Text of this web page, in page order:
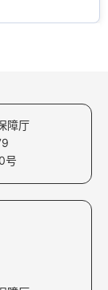
障厅
号